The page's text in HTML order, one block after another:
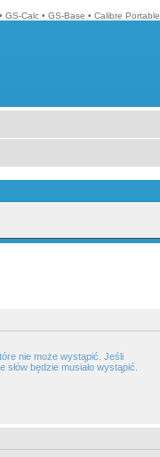
• GS-Calc • GS-Base • Calibre Portable
nie może wystąpić. Jeśli
będzie musiało wystąpić.